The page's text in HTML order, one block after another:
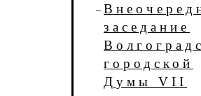
заседание
городской
Думы VII